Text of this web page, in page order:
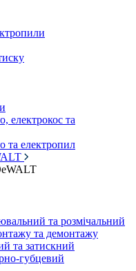
електрокос та
та електропил
та розмічальний
та демонтажу
та затискний
губцевий